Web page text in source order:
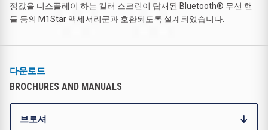
정값을 디스플레이 하는 컬러 스크린이 탑재된 Bluetooth® 무선 핸
들 등의 M1Star 액세서리군과 호환되도록 설계되었습니다.
다운로드
BROCHURES AND MANUALS
브로셔